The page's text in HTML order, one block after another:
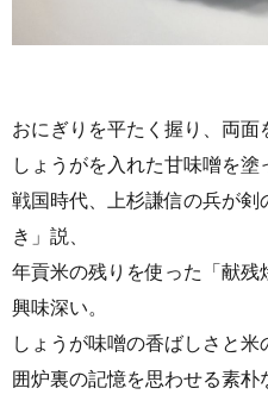
おにぎりを平たく握り、両面
しょうがを入れた甘味噌を塗
戦国時代、上杉謙信の兵が
き」説、
年貢米の残りを使った「献
興味深い。
しょうが味噌の香ばしさと米
囲炉裏の記憶を思わせる素朴